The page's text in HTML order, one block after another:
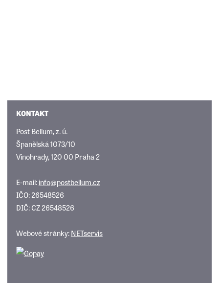
KONTAKT
Post Bellum, z. ú.
Španělská 1073/10
Vinohrady, 120 00 Praha 2
E-mail:info@postbellum.cz
IČO: 26548526
DIČ: CZ 26548526
Webové stránky:NETservis